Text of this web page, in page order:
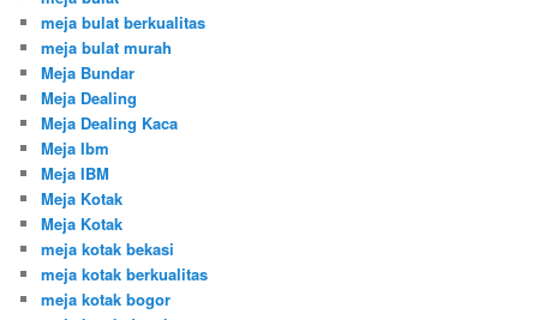
meja bulat berkualitas
meja bulat murah
Meja Bundar
Meja Dealing
Meja Dealing Kaca
Meja Ibm
Meja IBM
Meja Kotak
Meja Kotak
meja kotak bekasi
meja kotak berkualitas
meja kotak bogor